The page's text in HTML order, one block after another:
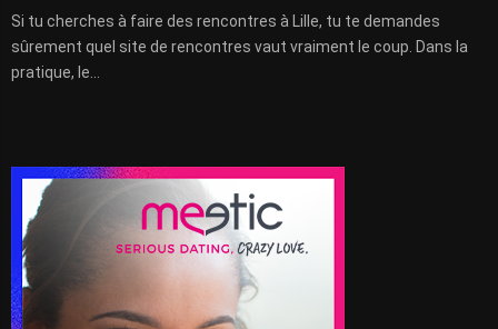
Si tu cherches à faire des rencontres à Lille, tu te demandes
sûrement quel site de rencontres vaut vraiment le coup. Dans la
pratique, le...